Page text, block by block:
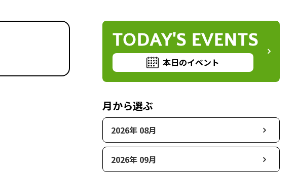
TODAY'S EVENTS
本日のイベント
月から選ぶ
2026年 08月
2026年 09月